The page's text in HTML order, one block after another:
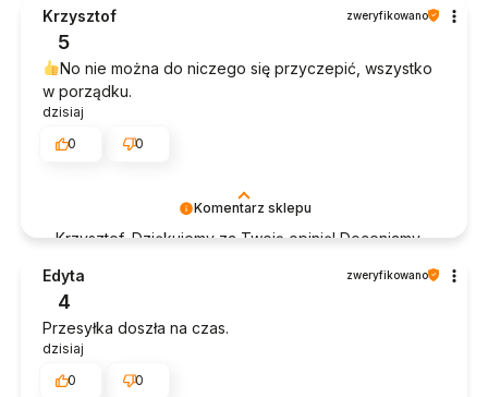
możemy zapewnić odpowiednią obsługę tak
świetnym klientom. Dziękujemy raz jeszcze!
Komentarz sklepu
Krzysztof, Dziękujemy za Twoją opinię! Doceniamy
doświadczeniem. Jesteśmy szczęśliwi, że mamy
takich klientów. Z pozdrowieniami, obsługa sklepu.
Krzysztof zweryfikowano
5
No nie można do niczego się przyczepić, wszystko
w porządku.
dzisiaj
0
0
Edyta zweryfikowano
4
Przesyłka doszła na czas.
dzisiaj
0
0